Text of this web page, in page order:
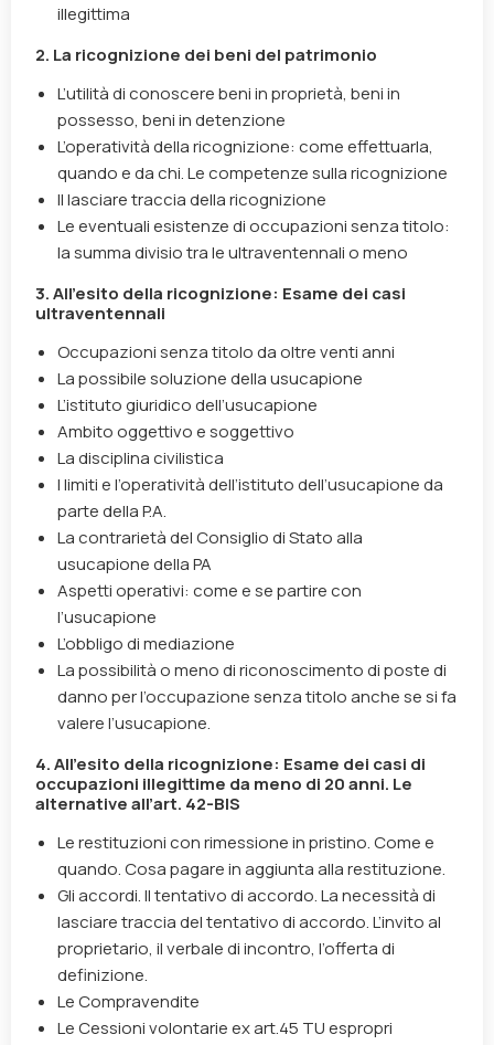
illegittima
2. La ricognizione dei beni del patrimonio
L’utilità di conoscere beni in proprietà, beni in
possesso, beni in detenzione
L’operatività della ricognizione: come effettuarla,
quando e da chi. Le competenze sulla ricognizione
Il lasciare traccia della ricognizione
Le eventuali esistenze di occupazioni senza titolo:
la summa divisio tra le ultraventennali o meno
3. All’esito della ricognizione: Esame dei casi
ultraventennali
Occupazioni senza titolo da oltre venti anni
La possibile soluzione della usucapione
L’istituto giuridico dell’usucapione
Ambito oggettivo e soggettivo
La disciplina civilistica
I limiti e l’operatività dell’istituto dell’usucapione da
parte della P.A.
La contrarietà del Consiglio di Stato alla
usucapione della PA
Aspetti operativi: come e se partire con
l’usucapione
L’obbligo di mediazione
La possibilità o meno di riconoscimento di poste di
danno per l’occupazione senza titolo anche se si fa
valere l’usucapione.
4. All’esito della ricognizione: Esame dei casi di
occupazioni illegittime da meno di 20 anni. Le
alternative all’art. 42-BIS
Le restituzioni con rimessione in pristino. Come e
quando. Cosa pagare in aggiunta alla restituzione.
Gli accordi. Il tentativo di accordo. La necessità di
lasciare traccia del tentativo di accordo. L’invito al
proprietario, il verbale di incontro, l’offerta di
definizione.
Le Compravendite
Le Cessioni volontarie ex art.45 TU espropri